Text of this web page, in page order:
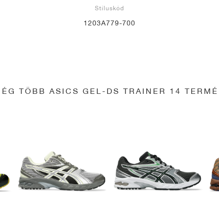
Stíluskód
1203A779-700
TÖBB ASICS GEL-DS TRAINER 14